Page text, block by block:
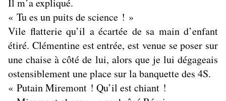
Il m’a expliqué.
« Tu es un puits de science ! »
Vile flatterie qu’il a écartée de sa main d’enfant
étiré. Clémentine est entrée, est venue se poser sur
une chaise à côté de lui, alors que je lui dégageais
ostensiblement une place sur la banquette des 4S.
« Putain Miremont ! Qu’il est chiant !